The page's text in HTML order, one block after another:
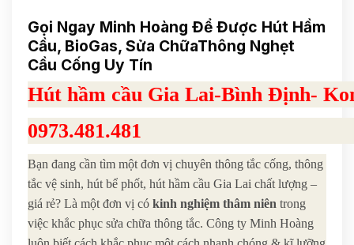
Gọi Ngay Minh Hoàng Để Được Hút Hầm
Cầu, BioGas, Sửa ChữaThông Nghẹt
Cầu Cống Uy Tín
Hút hầm cầu Gia Lai-Bình Định-
0973.481.481
Bạn đang cần tìm một đơn vị chuyên thông tắc cống, thông
tắc vệ sinh, hút bể phốt, hút hầm cầu Gia Lai chất lượng –
giá rẻ? Là một đơn vị có kinh nghiệm thâm niên trong
việc khắc phục sửa chữa thông tắc. Công ty Minh Hoàng